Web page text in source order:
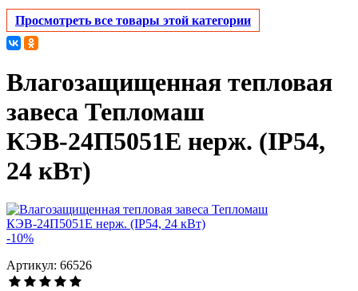
Просмотреть все товары этой категории
Влагозащищенная тепловая
завеса Тепломаш
КЭВ-24П5051Е нерж. (IP54,
24 кВт)
-10%
Артикул: 66526